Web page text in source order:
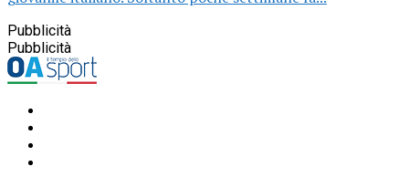
Pubblicità
Pubblicità